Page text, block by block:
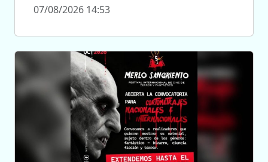
07/08/2026 14:53